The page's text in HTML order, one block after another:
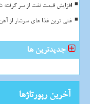
افزایش قیمت نفت از سر گرفته
غنی ترین غذا های سرشار از آهن
جدیدترین ها
آخرین رپورتاژها